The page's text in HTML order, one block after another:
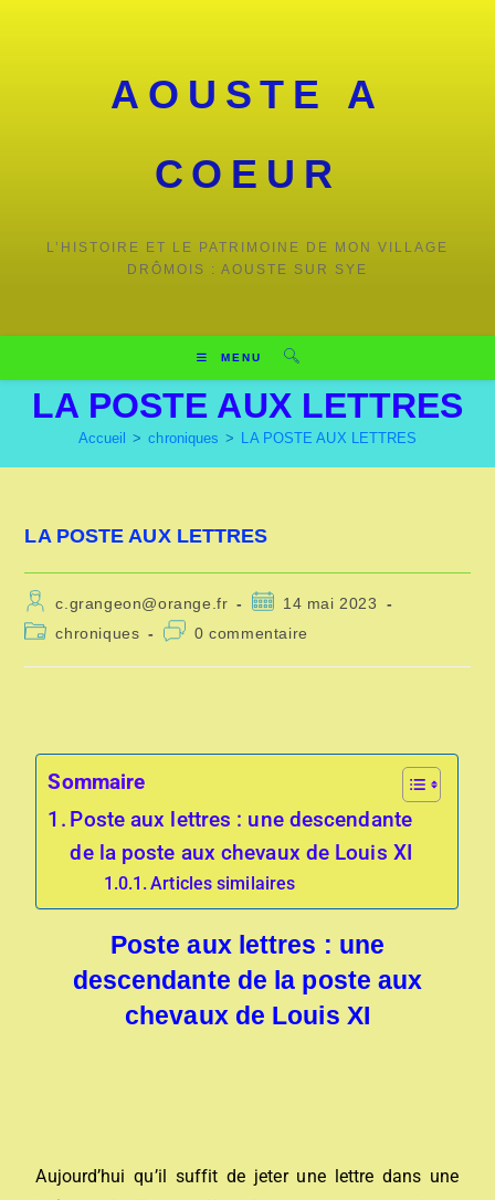
AOUSTE A
COEUR
L’HISTOIRE ET LE PATRIMOINE DE MON VILLAGE
DRÔMOIS : AOUSTE SUR SYE
MENU
LA POSTE AUX LETTRES
Accueil > chroniques > LA POSTE AUX LETTRES
LA POSTE AUX LETTRES
c.grangeon@orange.fr
14 mai 2023
chroniques
0 commentaire
Sommaire
Poste aux lettres : une descendante
de la poste aux chevaux de Louis XI
Articles similaires
Poste aux lettres : une
descendante de la poste aux
chevaux de Louis XI
Aujourd’hui qu’il suffit de jeter une lettre dans une